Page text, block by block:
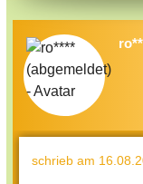
schrieb am